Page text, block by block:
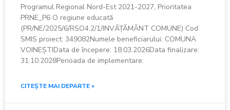
Programul Regional Nord-Est 2021-2027, Prioritatea
PRNE_P6 O regiune educată
(PR/NE/2025/6/RSO4.2/1/INVĂȚĂMÂNT COMUNE) Cod
SMIS proiect: 349082Numele beneficiarului: COMUNA
VOINEȘTIData de începere: 18.03.2026Data finalizare:
31.10.2028Perioada de implementare:
CITEȘTE MAI DEPARTE »